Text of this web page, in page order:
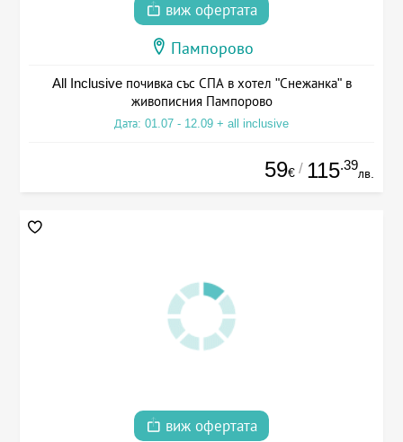
виж офертата
Пампорово
All Inclusive почивка със СПА в хотел "Снежанка" в
живописния Пампорово
Дата: 01.07 - 12.09 + all inclusive
59€ / 115.39
лв.
виж офертата